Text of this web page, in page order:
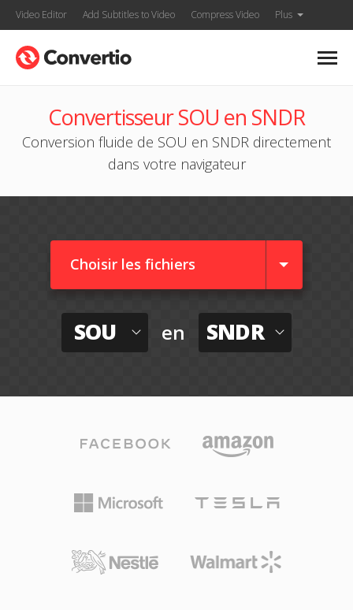
Video Editor Add Subtitles to Video Compress Video Plus
Convertisseur SOU en SNDR
Conversion fluide de SOU en SNDR directement
dans votre navigateur
Choisir les fichiers
SOU en SNDR